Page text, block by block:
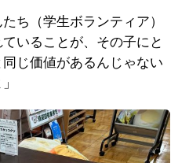
ち（学生ボランティア）
いることが、その子にと
じ価値があるんじゃない